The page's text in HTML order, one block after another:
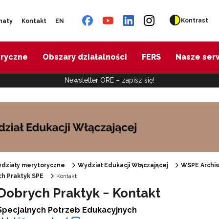
Kontakt EN Kontrast
Obszary działalności FERS Nasze
Newsletter ORE – zapisz się!
zasoby edukacyjne"
merytoryczne Wydział Edukacji Włączającej WSPE
Praktyk SPE
Kontakt
Praktyk − Kontakt
Potrzeb Edukacyjnych